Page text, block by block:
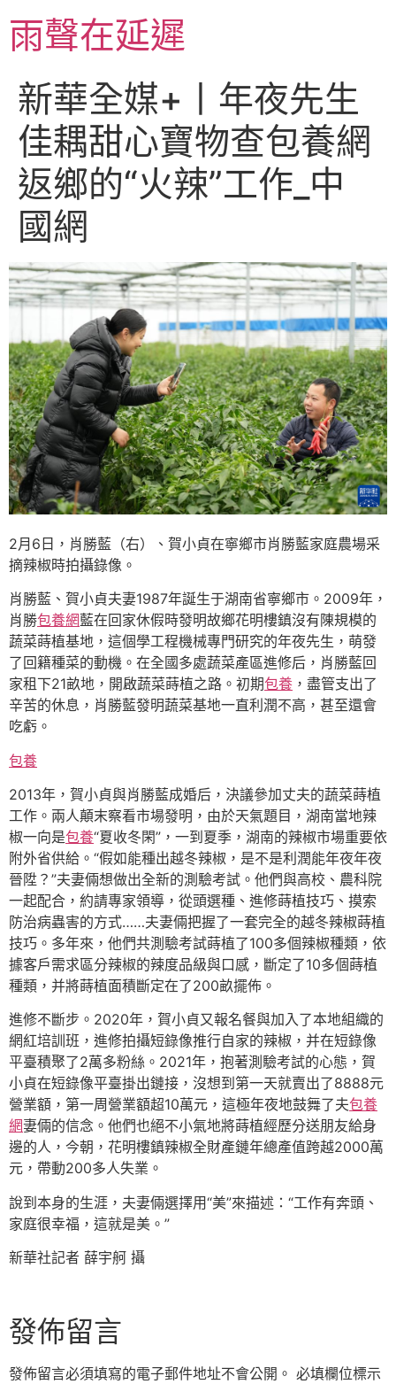
至
主雨聲在延遲
新華全媒+丨年夜先生
佳耦甜心寶物查包養網
返鄉的“火辣”工作_中
國網
2月6日，肖勝藍（右）、賀小貞在寧鄉市肖勝藍家庭農場采
摘辣椒時拍攝錄像。
肖勝藍、賀小貞夫妻1987年誕生于湖南省寧鄉市。2009年，
肖勝包養網藍在回家休假時發明故鄉花明樓鎮沒有陳規模的
蔬菜蒔植基地，這個學工程機械專門研究的年夜先生，萌發
了回籍種菜的動機。在全國多處蔬菜產區進修后，肖勝藍回
家租下21畝地，開啟蔬菜蒔植之路。初期包養 ，盡管支出了
辛苦的休息，肖勝藍發明蔬菜基地一直利潤不高，甚至還會
吃虧。
包養
2013年，賀小貞與肖勝藍成婚后，決議參加丈夫的蔬菜蒔植
工作。兩人顛末察看市場發明，由於天氣題目，湖南當地辣
椒一向是包養“夏收冬閑”，一到夏季，湖南的辣椒市場重要依
附外省供給。“假如能種出越冬辣椒，是不是利潤能年夜年夜
晉陞？”夫妻倆想做出全新的測驗考試。他們與高校、農科院
一起配合，約請專家領導，從頭選種、進修蒔植技巧、摸索
防治病蟲害的方式……夫妻倆把握了一套完全的越冬辣椒蒔植
技巧。多年來，他們共測驗考試蒔植了100多個辣椒種類，依
據客戶需求區分辣椒的辣度品級與口感，斷定了10多個蒔植
種類，并將蒔植面積斷定在了200畝擺佈。
進修不斷步。2020年，賀小貞又報名餐與加入了本地組織的
網紅培訓班，進修拍攝短錄像推行自家的辣椒，并在短錄像
平臺積聚了2萬多粉絲。2021年，抱著測驗考試的心態，賀
小貞在短錄像平臺掛出鏈接，沒想到第一天就賣出了8888元
營業額，第一周營業額超10萬元，這極年夜地鼓舞了夫包養
網妻倆的信念。他們也絕不小氣地將蒔植經歷分送朋友給身
邊的人，今朝，花明樓鎮辣椒全財產鏈年總產值跨越2000萬
元，帶動200多人失業。
說到本身的生涯，夫妻倆選擇用“美”來描述：“工作有奔頭、
家庭很幸福，這就是美。”
新華社記者 薛宇舸 攝
發佈留言
發佈留言必須填寫的電子郵件地址不會公開。 必填欄位標示